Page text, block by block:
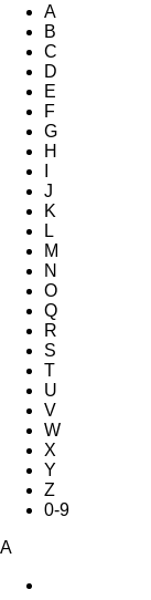
A
B
C
D
E
F
G
H
J
K
L
M
N
O
Q
R
S
T
U
V
W
X
Y
Z
0-9
A